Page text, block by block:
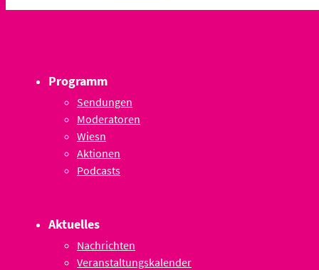
Programm
Sendungen
Moderatoren
Wiesn
Aktionen
Podcasts
Aktuelles
Nachrichten
Veranstaltungskalender